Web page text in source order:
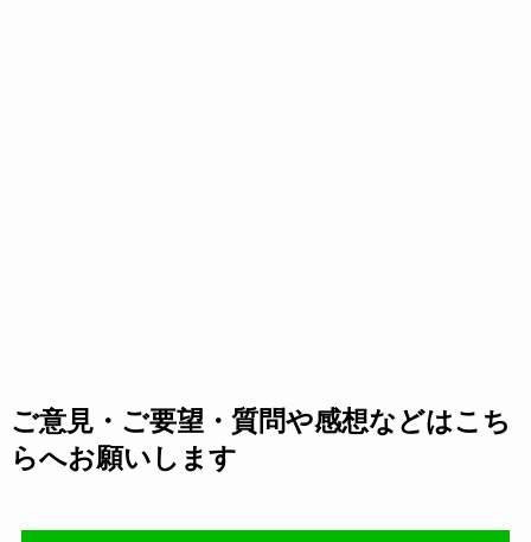
ご意見・ご要望・質問や感想などはこち
らへお願いします